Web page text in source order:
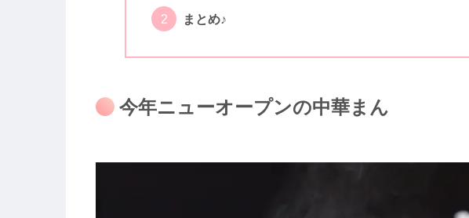
まとめ♪
今年ニューオープンの中華まん